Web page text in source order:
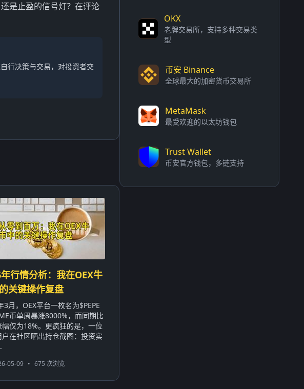
是止盈的信号灯？在评论
行决策与交易，对投资者交
行情分析：我在OEX牛
关键操作复盘
3月，OEX平台一枚名为$PEPE
币单周暴涨8000%，而同期比
仅为18%。更疯狂的是，一位
户在社区晒出持仓截图：投资实
05-09 • 675 次浏览
OKX
老牌交易所，支持多种交易类
型
币安 Binance
全球最大的加密货币交易所
MetaMask
最受欢迎的以太坊钱包
Trust Wallet
币安官方钱包，多链支持